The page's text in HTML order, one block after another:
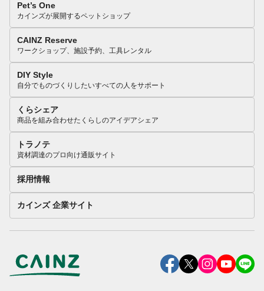
Pet’s One
カインズが展開するペットショップ
CAINZ Reserve
ワークショップ、施設予約、工具レンタル
DIY Style
自分でものづくりしたいすべての人をサポート
くらシェア
商品を組み合わせたくらしのアイデアシェア
トラノテ
資材調達のプロ向け通販サイト
採用情報
カインズ 企業サイト